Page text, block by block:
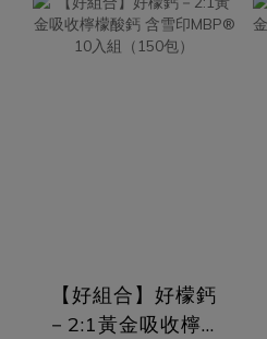
【好組合】好檬鈣
－2:1黃金吸收檸檬